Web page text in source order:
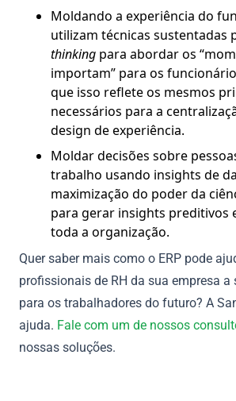
Moldando a experiência do
utilizam técnicas sustentadas
thinking para abordar os
importam” para os
que isso reflete os mesmos
necessários para a
design de experiência.
Moldar decisões sobre
trabalho usando insights de
maximização do poder da
para gerar insights preditivos
toda a organização.
Quer saber mais como o ERP pode
profissionais de RH da sua empresa a
para os trabalhadores do futuro? A
ajuda. Fale com um de nossos
nossas soluções.